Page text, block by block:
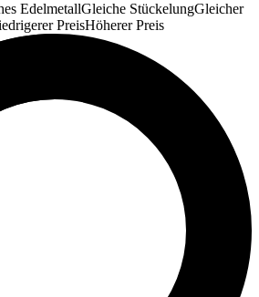
EdelmetallGleiche StückelungGleicher
PreisHöherer Preis